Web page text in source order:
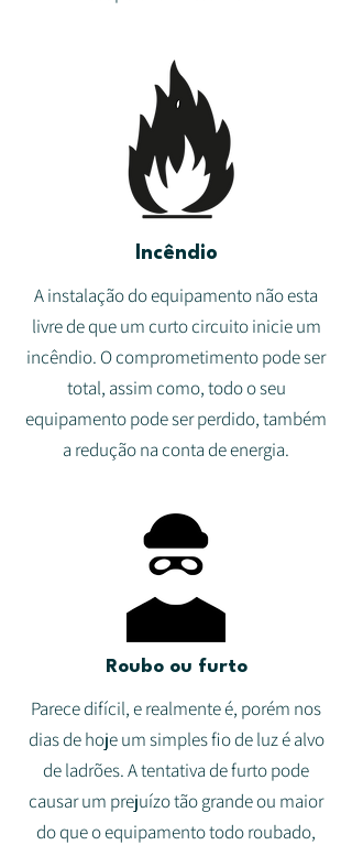
Incêndio
A instalação do equipamento não esta
livre de que um curto circuito inicie um
incêndio. O comprometimento pode ser
total, assim como, todo o seu
equipamento pode ser perdido, também
a redução na conta de energia.
Roubo ou furto
Parece difícil, e realmente é, porém nos
dias de hoje um simples fio de luz é alvo
de ladrões. A tentativa de furto pode
causar um prejuízo tão grande ou maior
do que o equipamento todo roubado,